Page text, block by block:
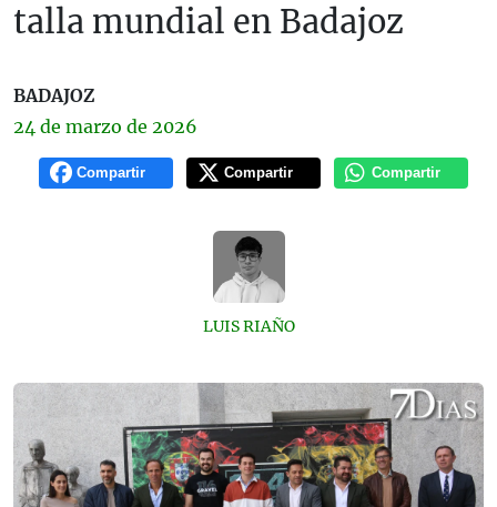
talla mundial en Badajoz
BADAJOZ
24 de marzo de 2026
Compartir Compartir Compartir
LUIS RIAÑO